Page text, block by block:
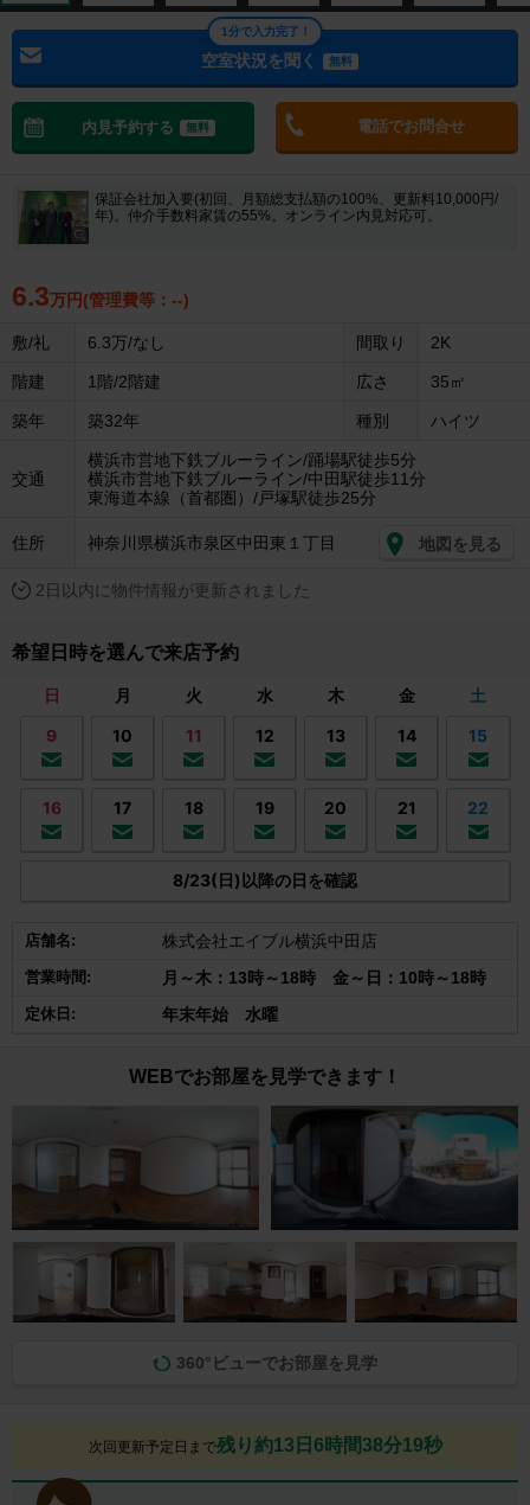
空室状況を聞く 無料
1分で入力完了！
内見予約する 無料 電話でお問合せ
保証会社加入要(初回、月額総支払額の100%、更新料10,000円/
年)。仲介手数料家賃の55%。オンライン内見対応可。
6.3万円(管理費等：--)
敷/礼 6.3万/なし 間取り 2K
階建 1階/2階建 広さ 35㎡
築年 築32年 種別 ハイツ
交通
横浜市営地下鉄ブルーライン/踊場駅徒歩5分
横浜市営地下鉄ブルーライン/中田駅徒歩11分
東海道本線（首都圏）/戸塚駅徒歩25分
住所 神奈川県横浜市泉区中田東１丁目 地図を見る
2日以内に物件情報が更新されました
希望日時を選んで来店予約
日 月 火 水 木 金
土
9
10 11 12 13 14 15
16 17 18 19 20 21 22
8/23(日)以降の日を確認
店舗名: 株式会社エイブル横浜中田店
営業時間: 月～木：13時～18時 金～日：10時～18時
定休日: 年末年始 水曜
WEBでお部屋を見学できます！
360°ビューでお部屋を見学
次回更新予定日まで残り約13日6時間38分18秒